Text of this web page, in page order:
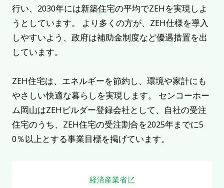
行い、2030年には新築住宅の平均でZEHを実現しよ
うとしています。 より多くの方が、ZEH仕様を導入
しやすいよう、政府は補助金制度など優遇措置を出
しています。
ZEH住宅は、エネルギーを節約し、環境や家計にも
やさしい快適な暮らしを実現します。 センコーホー
ム岡山はZEHビルダー登録会社として、自社の受注
住宅のうち、ZEH住宅の受注割合を2025年までに5
0％以上とする事業目標を掲げています。
経済産業省